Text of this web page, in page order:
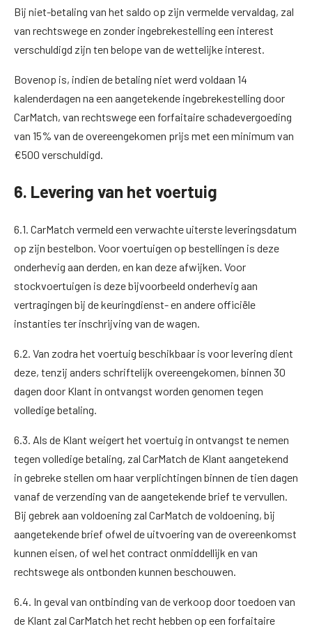
Bij niet-betaling van het saldo op zijn vermelde vervaldag, zal
van rechtswege en zonder ingebrekestelling een interest
verschuldigd zijn ten belope van de wettelijke interest.
Bovenop is, indien de betaling niet werd voldaan 14
kalenderdagen na een aangetekende ingebrekestelling door
CarMatch, van rechtswege een forfaitaire schadevergoeding
van 15% van de overeengekomen prijs met een minimum van
€500 verschuldigd.
6. Levering van het voertuig
6.1. CarMatch vermeld een verwachte uiterste leveringsdatum
op zijn bestelbon. Voor voertuigen op bestellingen is deze
onderhevig aan derden, en kan deze afwijken. Voor
stockvoertuigen is deze bijvoorbeeld onderhevig aan
vertragingen bij de keuringdienst- en andere officiële
instanties ter inschrijving van de wagen.
6.2. Van zodra het voertuig beschikbaar is voor levering dient
deze, tenzij anders schriftelijk overeengekomen, binnen 30
dagen door Klant in ontvangst worden genomen tegen
volledige betaling.
6.3. Als de Klant weigert het voertuig in ontvangst te nemen
tegen volledige betaling, zal CarMatch de Klant aangetekend
in gebreke stellen om haar verplichtingen binnen de tien dagen
vanaf de verzending van de aangetekende brief te vervullen.
Bij gebrek aan voldoening zal CarMatch de voldoening, bij
aangetekende brief ofwel de uitvoering van de overeenkomst
kunnen eisen, of wel het contract onmiddellijk en van
rechtswege als ontbonden kunnen beschouwen.
6.4. In geval van ontbinding van de verkoop door toedoen van
de Klant zal CarMatch het recht hebben op een forfaitaire